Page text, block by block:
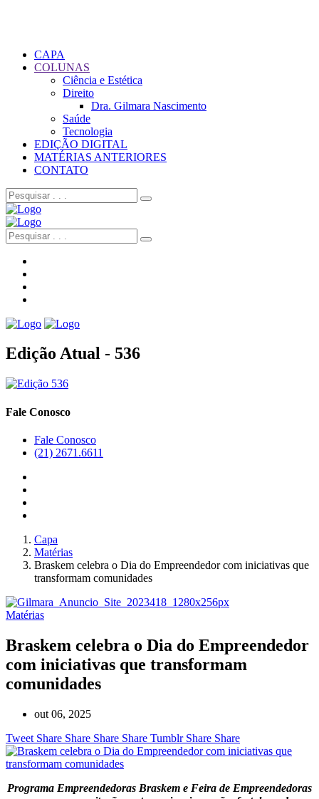
CAPA
COLUNAS
Ciência e Estética
Direito
Dra. Gilmara Nascimento
Saúde
Tecnologia
EDIÇÃO DIGITAL
MATÉRIAS ANTERIORES
CONTATO
Edição Atual - 536
Fale Conosco
Fale Conosco
(21) 2671.6611
Capa
Matérias
Braskem celebra o Dia do Empreendedor com iniciativas que
transformam comunidades
Matérias
Braskem celebra o Dia do Empreendedor
com iniciativas que transformam
comunidades
out 06, 2025
Tweet Share Share Share Share Tumblr Share Share
Programa Empreendedoras Braskem e Feira de Empreendedoras